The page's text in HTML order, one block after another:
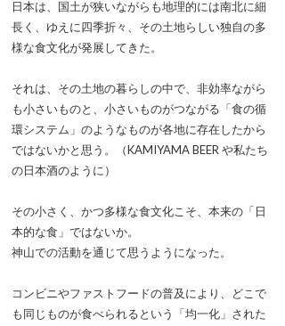
日本は、国土が狭いながらも地理的には南北に細
長く、ゆえに四季折々、その土地らしい独自の多
様な食文化が発展してきた。
それは、その土地の暮らしの中で、非効率ながら
も小さいものと、小さいものがつながる「食の循
環システム」のようなものが各地に存在したから
ではないかと思う。（KAMIYAMA BEER や私たち
の日本酒のように）
その小さく、かつ多様な食文化こそ、本来の「日
本的な食」ではないか。
神山での活動を通じて思うようになった。
コンビニやファストフードの普及により、どこで
も同じものが食べられるという「均一化」された